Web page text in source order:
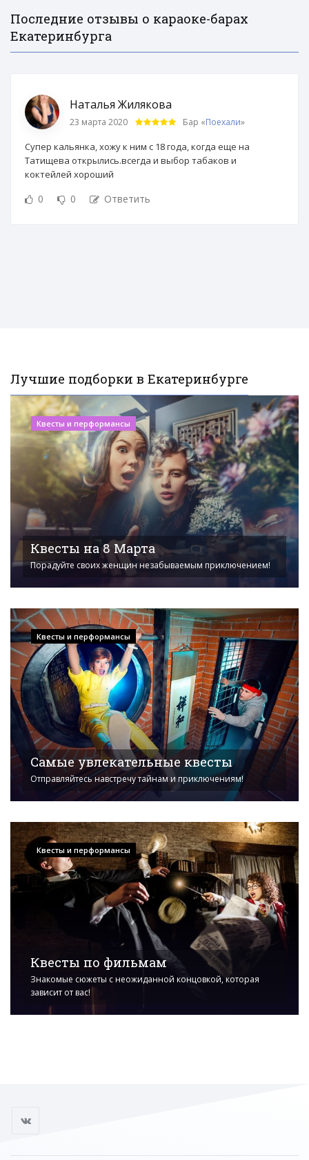
Последние отзывы о караоке-барах
Екатеринбурга
Наталья Жилякова
23 марта 2020 Бар «Поехали»
Супер кальянка, хожу к ним с 18 года, когда еще на
Татищева открылись.всегда и выбор табаков и
коктейлей хороший
0 0 Ответить
Лучшие подборки в Екатеринбурге
Квесты и перформансы
Квесты на 8 Марта
Порадуйте своих женщин незабываемым приключением!
Квесты и перформансы
Самые увлекательные квесты
Отправляйтесь навстречу тайнам и приключениям!
Квесты и перформансы
Квесты по фильмам
Знакомые сюжеты с неожиданной концовкой, которая
зависит от вас!